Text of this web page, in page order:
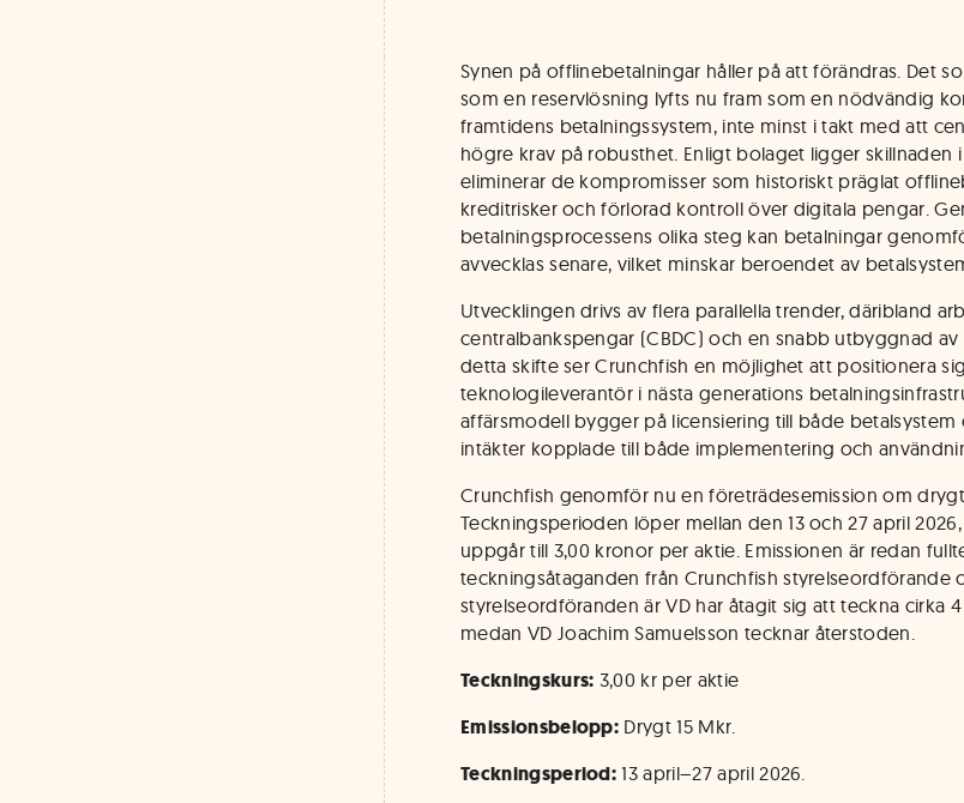
Synen på offlinebetalningar håller på att förändras. Det
som en reservlösning lyfts nu fram som en nödvändig
framtidens betalningssystem, inte minst i takt med att
högre krav på robusthet. Enligt bolaget ligger skillnaden
eliminerar de kompromisser som historiskt präglat
kreditrisker och förlorad kontroll över digitala pengar.
betalningsprocessens olika steg kan betalningar
avvecklas senare, vilket minskar beroendet av
Utvecklingen drivs av flera parallella trender, däribland
centralbankspengar (CBDC) och en snabb utbyggnad av
detta skifte ser Crunchfish en möjlighet att positionera
teknologileverantör i nästa generations
affärsmodell bygger på licensiering till både betalsystem
intäkter kopplade till både implementering och
Crunchfish genomför nu en företrädesemission om drygt
Teckningsperioden löper mellan den 13 och 27 april
uppgår till 3,00 kronor per aktie. Emissionen är redan
teckningsåtaganden från Crunchfish styrelseordförande
styrelseordföranden är VD har åtagit sig att teckna cirka
medan VD Joachim Samuelsson tecknar återstoden.
Teckningskurs: 3,00 kr per aktie
Emissionsbelopp: Drygt 15 Mkr.
Teckningsperiod: 13 april–27 april 2026.